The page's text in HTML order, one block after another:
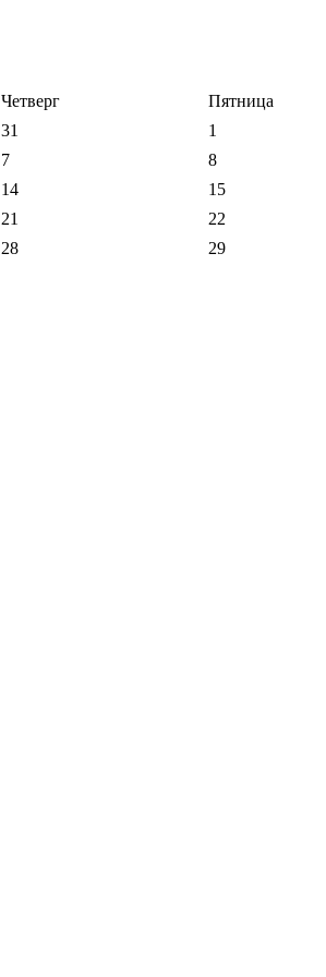
Четверг Пятница
31 1
7 8
14 15
21 22
28 29